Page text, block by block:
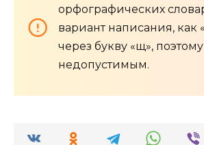
орфографических
вариант написания, как
через букву «щ»,
недопустимым.